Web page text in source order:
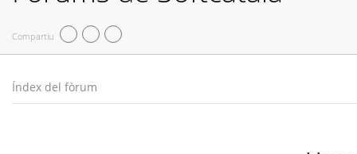
Compartiu
Índex del fòrum